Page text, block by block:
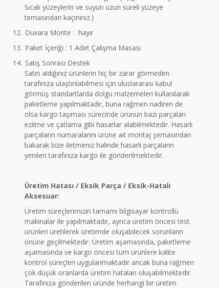
Sıcak yüzeylerin ve suyun uzun süreli yüzeye
temasından kaçınınız.)
12. Duvara Monte : hayır
13. Paket İçeriği : 1 Adet Çalışma Masası
14. Satış Sonrası Destek
Satın aldığınız ürünlerin hiç bir zarar görmeden
tarafınıza ulaştırılabilmesi için uluslararası kabul
görmüş standartlarda dolgu malzemeleri kullanılarak
paketleme yapılmaktadır, buna rağmen nadiren de
olsa kargo taşıması sürecinde ürünün bazı parçaları
ezilme ve çatlama gibi hasarlar alabilmektedir. Hasarlı
parçaların numaralarını ürüne ait montaj şemasından
bakarak bize iletmeniz halinde hasarlı parçaların
yenileri tarafınıza kargo ile gönderilmektedir.
Üretim Hatası / Eksik Parça / Eksik-Hatalı
Aksesuar:
Üretim süreçlerimizin tamamı bilgisayar kontrollü
makinalar ile yapılmaktadır, ayrıca üretim öncesi test
ürünleri üretilerek üretimde oluşabilecek sorunların
önüne geçilmektedir. Üretim aşamasında, paketleme
aşamasında ve kargo öncesi tüm ürünlere kalite
kontrol süreçleri uygulanmaktadır ancak buna rağmen
çok düşük oranlarda üretim hataları oluşabilmektedir.
Tarafınıza gönderilen üründe herhangi bir üretim